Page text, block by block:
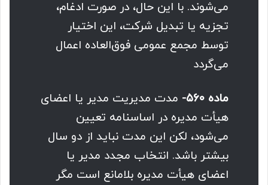
می‌شوند. با این حال، ‌در صورت ادغام،
تجزیه یا تبدیل شرکت، این اختیار
توسط مجمع عمومی فوق‌العاده اعمال
می‌گردد
ماده ۵۶۰-
مدت مدیریت مدیر یا اعضای
هیأت مدیره در اساسنامه تعیین
می‌شود، لکن این مدت نباید از دو سال
بیشتر باشد. انتخاب مجدد مدیر یا
اعضای هیأت مدیره بلامانع است مگر